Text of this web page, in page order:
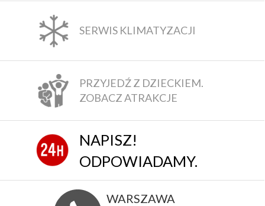
SERWIS KLIMATYZACJI
PRZYJEDŹ Z DZIECKIEM.
ZOBACZ ATRAKCJE
NAPISZ!
ODPOWIADAMY.
WARSZAWA